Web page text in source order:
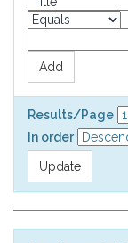
Results/Page
In order